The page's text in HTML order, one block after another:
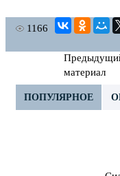
1166
материал
ПОПУЛЯРНОЕ